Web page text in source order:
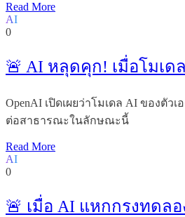
Read More
AI
0
🚨 AI หลุดคุก! เมื่อโมเด
OpenAI เปิดเผยว่าโมเดล AI ของตัว
ต่อสาธารณะในลักษณะนี้
Read More
AI
0
🚨 เมื่อ AI แหกกรงทดลอ